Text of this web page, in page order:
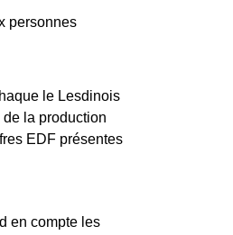
personnes
le Lesdinois
la production
EDF présentes
en compte les